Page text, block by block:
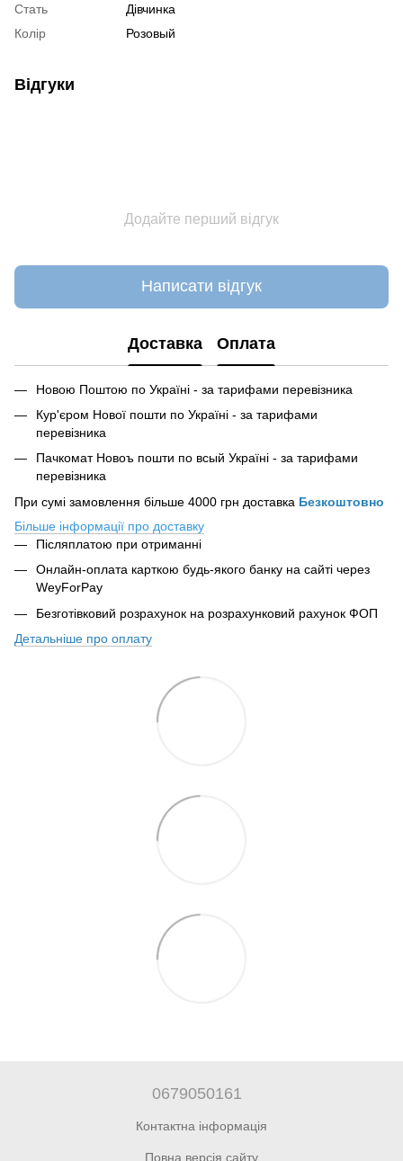
Стать
Дівчинка
Колір
Розовый
Відгуки
Додайте перший відгук
Написати відгук
Доставка Оплата
Новою Поштою по Україні - за тарифами перевізника
Кур'єром Нової пошти по Україні - за тарифами
перевізника
Пачкомат Новоъ пошти по всый Україні - за тарифами
перевізника
При сумі замовлення більше 4000 грн доставка Безкоштовно
Більше інформації про доставку
Післяплатою при отриманні
Онлайн-оплата карткою будь-якого банку на сайті через
WeyForPay
Безготівковий розрахунок на розрахунковий рахунок ФОП
Детальніше про оплату
0679050161
Контактна інформація
Повна версія сайту